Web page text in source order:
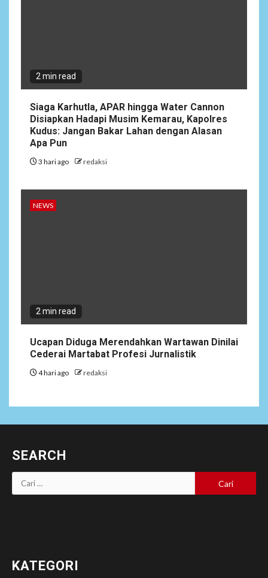
2 min read
Siaga Karhutla, APAR hingga Water Cannon
Disiapkan Hadapi Musim Kemarau, Kapolres
Kudus: Jangan Bakar Lahan dengan Alasan
Apa Pun
3 hari ago redaksi
NEWS
2 min read
Ucapan Diduga Merendahkan Wartawan Dinilai
Cederai Martabat Profesi Jurnalistik
4 hari ago redaksi
SEARCH
Cari
untuk:
KATEGORI